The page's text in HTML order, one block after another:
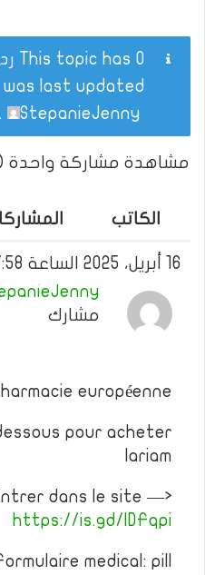
was last updated
StepanieJenny
.
مشاهدة مشاركة واحدة
الكاتب
16 أبريل، 2025 الساعة 7:58 ص
مشارك
européenne
pour acheter
lariam
dans le site —>
https://is.gd/lDFqpi
medical: pill